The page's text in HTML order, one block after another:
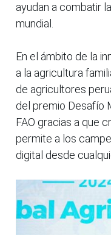
ayudan a combatir
mundial.
En el ámbito de la
a la agricultura
de agricultores
del premio Desafío
FAO gracias a que
permite a los
digital desde